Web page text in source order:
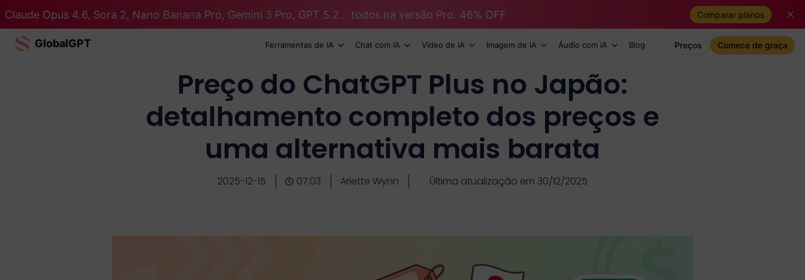
Claude Opus 4.6, Sora 2, Nano Banana Pro, Gemini 3 Pro, GPT 5.2... todos na versão Pro. 46% OFF Comparar planos
GlobalGPT Ferramentas de IA Chat com IA Vídeo de IA Imagem de IA Áudio com IA Blog Preços Comece de graça
Preço do ChatGPT Plus no Japão:
detalhamento completo dos preços e
uma alternativa mais barata
2025-12-15 07:03 Ariette Wynn Última atualização em 30/12/2025